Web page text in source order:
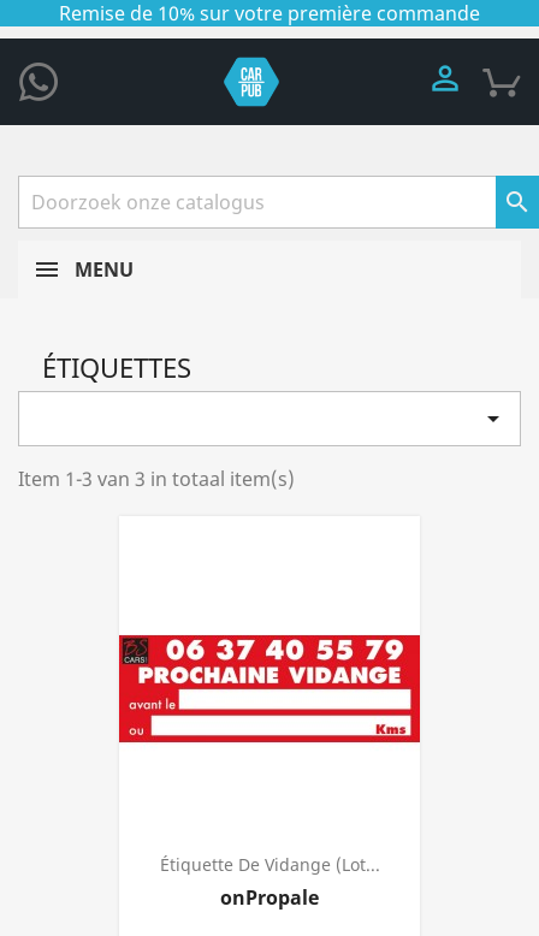
Remise de 10% sur votre première commande


MENU
ÉTIQUETTES

Item 1-3 van 3 in totaal item(s)
Étiquette De Vidange (lot...
Prijs
onPropale